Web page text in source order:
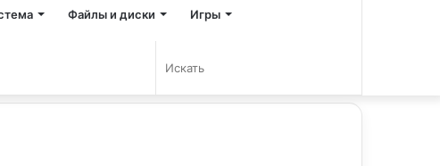
Файлы и диски Игры
Sidebar